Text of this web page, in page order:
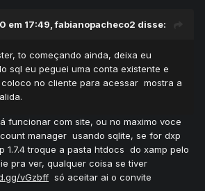
em 17:49,fabianopacheco2 disse:
to começando ainda, deixa eu
sql eu peguei uma conta existente e
no cliente para acessar mostra a
funcionar com site, ou no maximo voce
manager usando sqlite, se for dxp
1.7.4 troque a pasta htdocs do xamp pelo
pra ver, qualquer coisa se tiver
vGzbff só aceitar ai o convite